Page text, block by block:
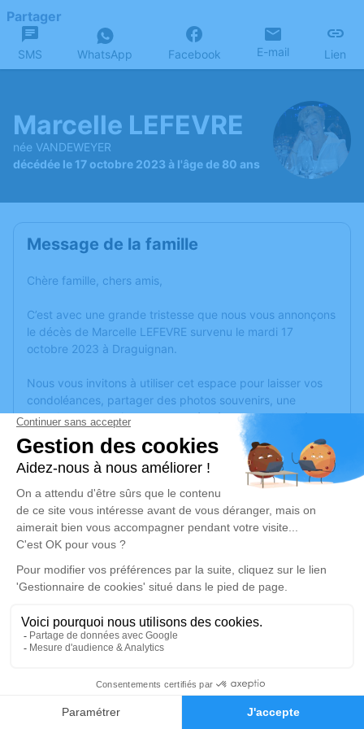
Faire-part Hommages
Partager
SMS WhatsApp Facebook E-mail Lien
Marcelle LEFEVRE
née VANDEWEYER
décédée le 17 octobre 2023 à l'âge de 80 ans
Message de la famille
Chère famille, chers amis,
C’est avec une grande tristesse que nous vous annonçons
le décès de Marcelle LEFEVRE survenu le mardi 17
octobre 2023 à Draguignan.
Nous vous invitons à utiliser cet espace pour laisser vos
condoléances, partager des photos souvenirs, une
anecdote ou exprimer vos pensées à travers des poèmes
ou des textes. Cet endroit est un lieu d'expression dédié à
honorer la mémoire de Marcelle LEFEVRE.
Un service de plantation d’arbre hommage estdisponible
mardi 24 octobre 2023 à 15h00
Crématorium de Vidauban
139 Boulevard des Pins Parasols